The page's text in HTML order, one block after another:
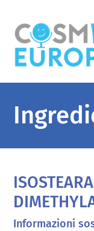
Informazioni